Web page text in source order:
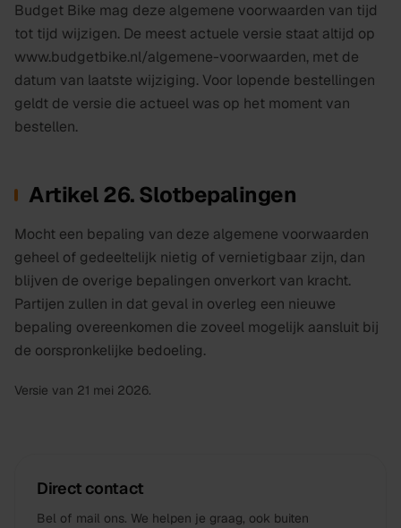
Budget Bike mag deze algemene voorwaarden van tijd
tot tijd wijzigen. De meest actuele versie staat altijd op
www.budgetbike.nl/algemene-voorwaarden, met de
datum van laatste wijziging. Voor lopende bestellingen
geldt de versie die actueel was op het moment van
bestellen.
Artikel 26. Slotbepalingen
Mocht een bepaling van deze algemene voorwaarden
geheel of gedeeltelijk nietig of vernietigbaar zijn, dan
blijven de overige bepalingen onverkort van kracht.
Partijen zullen in dat geval in overleg een nieuwe
bepaling overeenkomen die zoveel mogelijk aansluit bij
de oorspronkelijke bedoeling.
Versie van 21 mei 2026.
Direct contact
Bel of mail ons. We helpen je graag, ook buiten